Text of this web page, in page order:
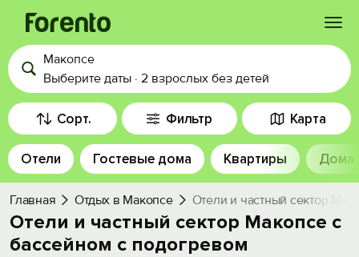
Войти
Избранное
История просмотра
Добавить свой объект
Макопсе
Выберите даты · 2 взрослых без детей
Сорт. Фильтр Карта
Отели Гостевые дома Квартиры Дома
Главная Отдых в Макопсе Отели и частный сектор
Отели и частный сектор Макопсе с
бассейном с подогревом